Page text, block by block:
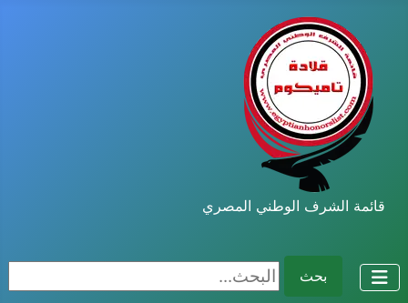
قائمة الشرف الوطني المصري
بحث البحث...